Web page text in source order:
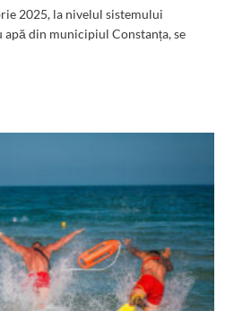
2025, la nivelul sistemului
din municipiul Constanța, se